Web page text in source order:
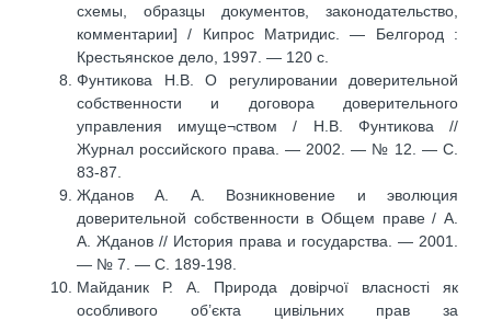
схемы, образцы документов, законодательство,
комментарии] / Кипрос Матридис. — Белгород :
Крестьянское дело, 1997. — 120 с.
Фунтикова Н.В. О регулировании доверительной
собственности и договора доверительного
управления имуще¬ством / Н.В. Фунтикова //
Журнал российского права. — 2002. — № 12. — С.
83-87.
Жданов А. А. Возникновение и эволюция
доверительной собственности в Общем праве / А.
А. Жданов // История права и государства. — 2001.
— № 7. — С. 189-198.
Майданик Р. А. Природа довірчої власності як
особливого об’єкта цивільних прав за